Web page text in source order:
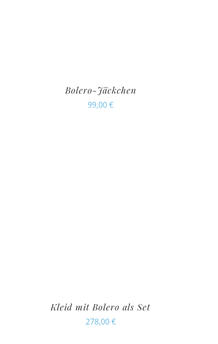
Bolero-Jäckchen
99,00€
Kleid mit Bolero als Set
278,00€